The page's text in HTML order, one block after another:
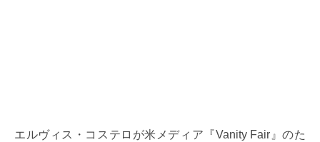
エルヴィス・コステロが米メディア『Vanity Fair』のた